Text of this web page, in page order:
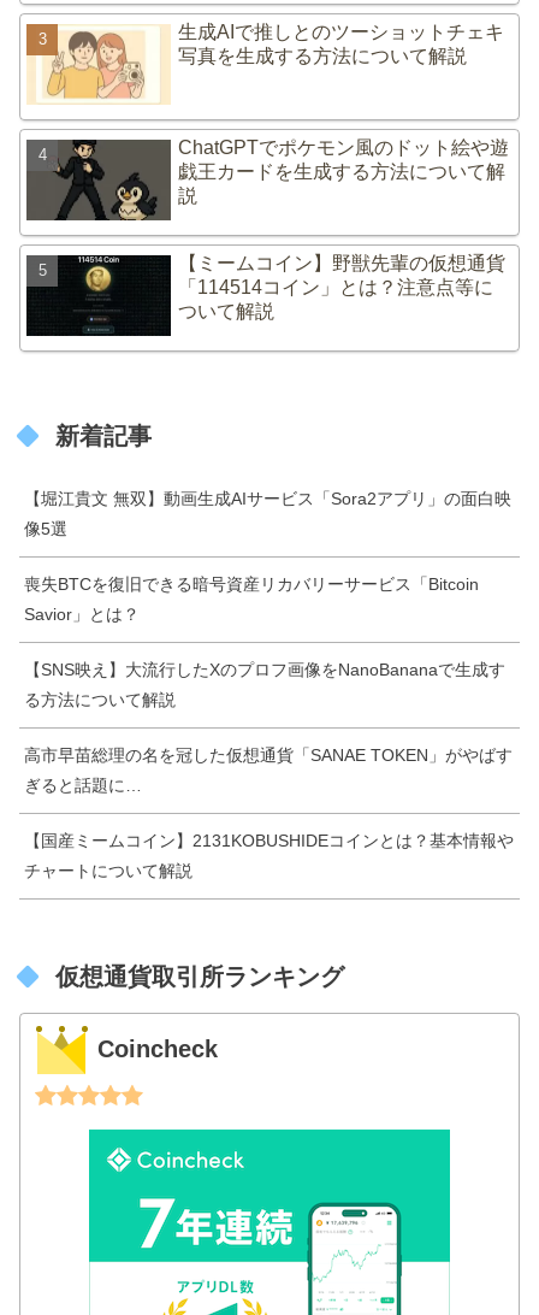
生成AIで推しとのツーショットチェキ
写真を生成する方法について解説
ChatGPTでポケモン風のドット絵や遊
戯王カードを生成する方法について解
説
【ミームコイン】野獣先輩の仮想通貨
「114514コイン」とは？注意点等に
ついて解説
新着記事
【堀江貴文 無双】動画生成AIサービス「Sora2アプリ」の面白映
像5選
喪失BTCを復旧できる暗号資産リカバリーサービス「Bitcoin
Savior」とは？
【SNS映え】大流行したXのプロフ画像をNanoBananaで生成す
る方法について解説
高市早苗総理の名を冠した仮想通貨「SANAE TOKEN」がやばす
ぎると話題に…
【国産ミームコイン】2131KOBUSHIDEコインとは？基本情報や
チャートについて解説
仮想通貨取引所ランキング
Coincheck